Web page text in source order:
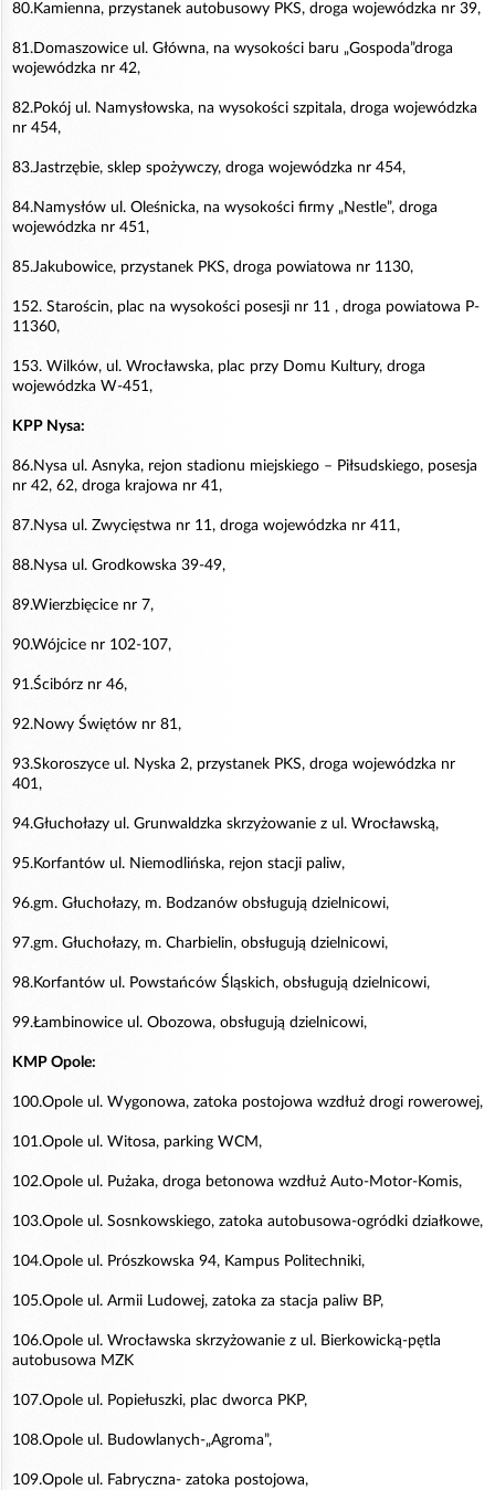
80.Kamienna, przystanek autobusowy PKS, droga wojewódzka nr 39,
81.Domaszowice ul. Główna, na wysokości baru „Gospoda”droga
wojewódzka nr 42,
82.Pokój ul. Namysłowska, na wysokości szpitala, droga wojewódzka
nr 454,
83.Jastrzębie, sklep spożywczy, droga wojewódzka nr 454,
84.Namysłów ul. Oleśnicka, na wysokości firmy „Nestle”, droga
wojewódzka nr 451,
85.Jakubowice, przystanek PKS, droga powiatowa nr 1130,
152. Starościn, plac na wysokości posesji nr 11 , droga powiatowa P-
11360,
153. Wilków, ul. Wrocławska, plac przy Domu Kultury, droga
wojewódzka W-451,
KPP Nysa:
86.Nysa ul. Asnyka, rejon stadionu miejskiego – Piłsudskiego, posesja
nr 42, 62, droga krajowa nr 41,
87.Nysa ul. Zwycięstwa nr 11, droga wojewódzka nr 411,
88.Nysa ul. Grodkowska 39-49,
89.Wierzbięcice nr 7,
90.Wójcice nr 102-107,
91.Ścibórz nr 46,
92.Nowy Świętów nr 81,
93.Skoroszyce ul. Nyska 2, przystanek PKS, droga wojewódzka nr
401,
94.Głuchołazy ul. Grunwaldzka skrzyżowanie z ul. Wrocławską,
95.Korfantów ul. Niemodlińska, rejon stacji paliw,
96.gm. Głuchołazy, m. Bodzanów obsługują dzielnicowi,
97.gm. Głuchołazy, m. Charbielin, obsługują dzielnicowi,
98.Korfantów ul. Powstańców Śląskich, obsługują dzielnicowi,
99.Łambinowice ul. Obozowa, obsługują dzielnicowi,
KMP Opole:
100.Opole ul. Wygonowa, zatoka postojowa wzdłuż drogi rowerowej,
101.Opole ul. Witosa, parking WCM,
102.Opole ul. Pużaka, droga betonowa wzdłuż Auto-Motor-Komis,
103.Opole ul. Sosnkowskiego, zatoka autobusowa-ogródki działkowe,
104.Opole ul. Prószkowska 94, Kampus Politechniki,
105.Opole ul. Armii Ludowej, zatoka za stacja paliw BP,
106.Opole ul. Wrocławska skrzyżowanie z ul. Bierkowicką-pętla
autobusowa MZK
107.Opole ul. Popiełuszki, plac dworca PKP,
108.Opole ul. Budowlanych-„Agroma”,
109.Opole ul. Fabryczna- zatoka postojowa,